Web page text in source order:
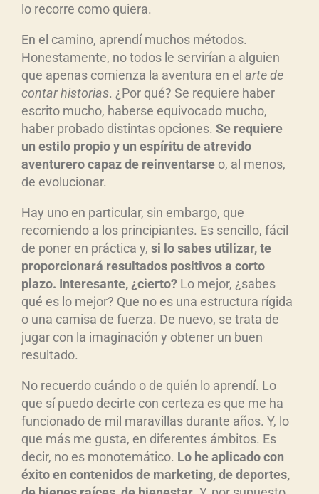
lo recorre como quiera.
En el camino, aprendí muchos métodos.
Honestamente, no todos le servirían a alguien
que apenas comienza la aventura en el arte de
contar historias. ¿Por qué? Se requiere haber
escrito mucho, haberse equivocado mucho,
haber probado distintas opciones. Se requiere
un estilo propio y un espíritu de atrevido
aventurero capaz de reinventarse o, al menos,
de evolucionar.
Hay uno en particular, sin embargo, que
recomiendo a los principiantes. Es sencillo, fácil
de poner en práctica y, si lo sabes utilizar, te
proporcionará resultados positivos a corto
plazo. Interesante, ¿cierto? Lo mejor, ¿sabes
qué es lo mejor? Que no es una estructura rígida
o una camisa de fuerza. De nuevo, se trata de
jugar con la imaginación y obtener un buen
resultado.
No recuerdo cuándo o de quién lo aprendí. Lo
que sí puedo decirte con certeza es que me ha
funcionado de mil maravillas durante años. Y, lo
que más me gusta, en diferentes ámbitos. Es
decir, no es monotemático. Lo he aplicado con
éxitoen contenidos de marketing, de deportes,